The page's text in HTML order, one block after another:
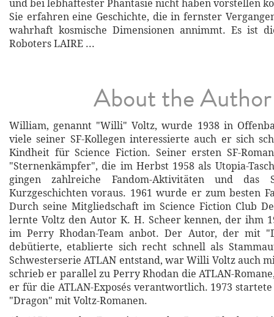
und bei lebhaftester Phantasie nicht haben vorstellen
Sie erfahren eine Geschichte, die in fernster
wahrhaft kosmische Dimensionen annimmt. Es ist
Roboters LAIRE ...
About the Author
William, genannt "Willi" Voltz, wurde 1938 in
viele seiner SF-Kollegen interessierte auch er sich
Kindheit für Science Fiction. Seiner ersten SF-
"Sternenkämpfer", die im Herbst 1958 als Utopia-
gingen zahlreiche Fandom-Aktivitäten und das
Kurzgeschichten voraus. 1961 wurde er zum besten
Durch seine Mitgliedschaft im Science Fiction Club
lernte Voltz den Autor K. H. Scheer kennen, der ihm
im Perry Rhodan-Team anbot. Der Autor, der mit
debütierte, etablierte sich recht schnell als
Schwesterserie ATLAN entstand, war Willi Voltz auch
schrieb er parallel zu Perry Rhodan die ATLAN-
er für die ATLAN-Exposés verantwortlich. 1973 startete
"Dragon" mit Voltz-Romanen.